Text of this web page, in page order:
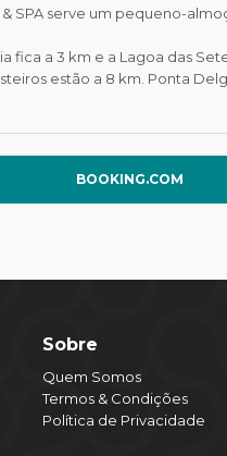
& SPA serve um pequeno-
fica a 3 km e a Lagoa das
estão a 8 km. Ponta
BOOKING.COM
Sobre
Quem Somos
Termos & Condições
Política de Privacidade